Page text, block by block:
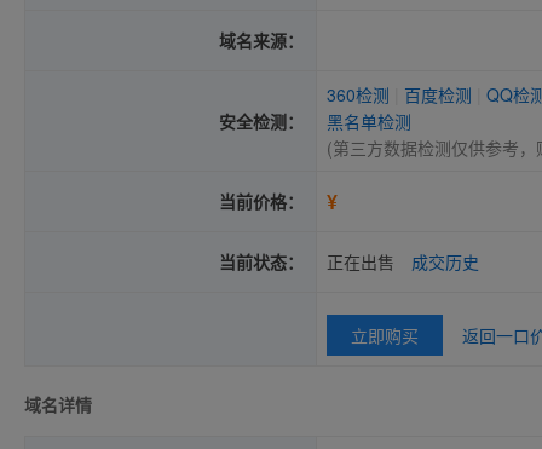
域名来源：
安全检测：
360检测 百度检测
QQ检
黑名单检测
(第三方数据检测仅供参考
当前价格： ¥
当前状态： 正在出售 成交历史
立即购买 返回一口
域名详情